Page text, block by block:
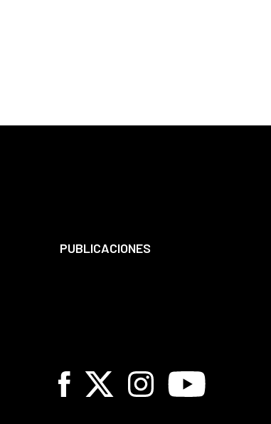
PUBLICACIONES
Facebook
X InstagramYoutube